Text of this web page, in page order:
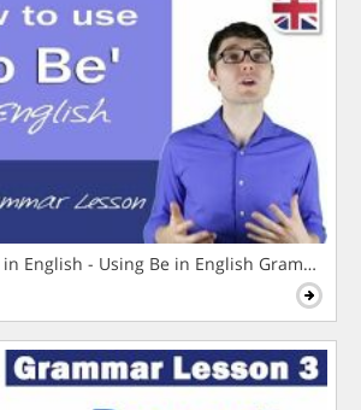
in English - Using Be in English Grammar